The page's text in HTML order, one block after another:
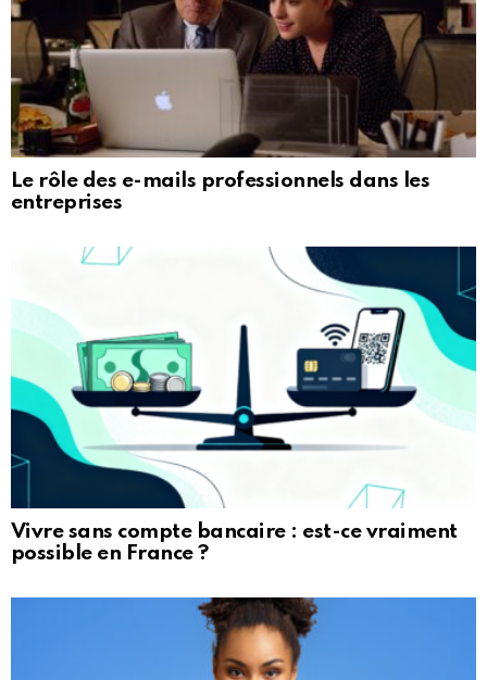
Le rôle des e-mails professionnels dans les
entreprises
Vivre sans compte bancaire : est-ce vraiment
possible en France ?